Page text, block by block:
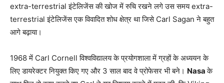
extra-terrestrial इंटेलिजेंस की खोज में रुचि रखने लगे उस समय extra-
terrestrial इंटेलिजेंस एक विवादित शोध क्षेत्र था जिसे Carl Sagan ने बहुत
आगे बढ़ाया।
1968 में Carl Cornell विश्वविद्यालय के प्रयोगशाला में ग्रहों के अध्ययन के
लिए डायरेक्टर नियुक्त किए गए और 3 साल बाद वे प्रोफेसर भी बने। Nasaके